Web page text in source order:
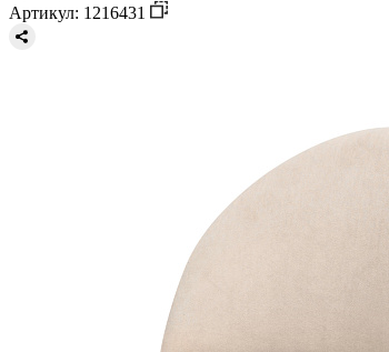
Артикул: 1216431